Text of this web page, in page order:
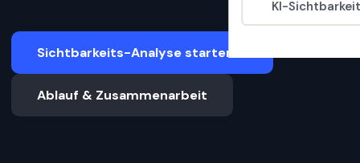
KI-
Sichtbarkeits-Analyse starten
Ablauf & Zusammenarbeit